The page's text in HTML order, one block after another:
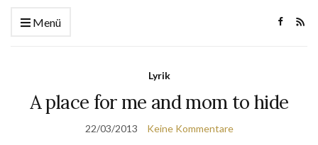
Menü
Lyrik
A place for me and mom to hide
22/03/2013 Keine Kommentare